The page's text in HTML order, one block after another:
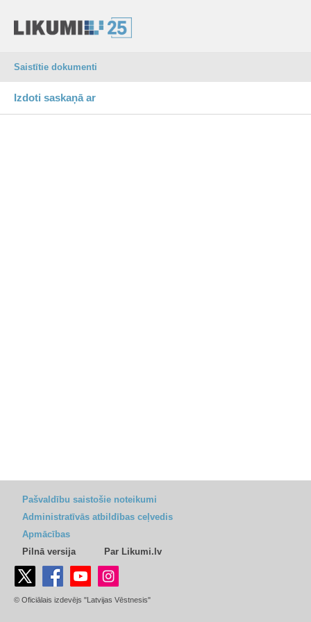
Saistītie dokumenti
Izdoti saskaņā ar
Pašvaldību saistošie noteikumi
Administratīvās atbildības ceļvedis
Apmācības
Pilnā versija
Par Likumi.lv
© Oficiālais izdevējs "Latvijas Vēstnesis"